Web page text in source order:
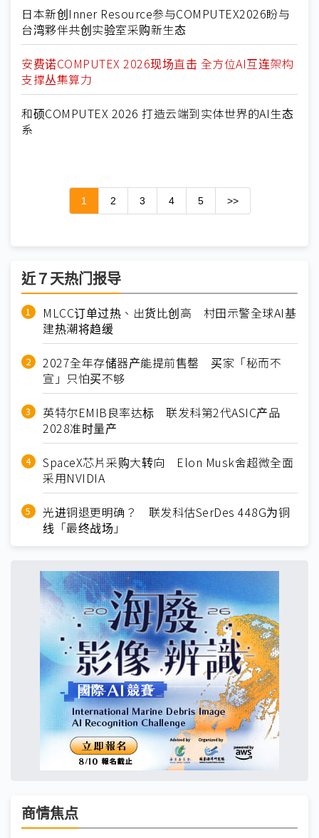
日本新创Inner Resource参与COMPUTEX2026盼与
台湾夥伴共创实验室采购新生态
安费诺COMPUTEX 2026现场直击 全方位AI互连架构
支撑丛集算力
和硕COMPUTEX 2026 打造云端到实体世界的AI生态
系
1 2 3 4 5 >>
近７天热门报导
MLCC订单过热、出货比创高 村田示警全球AI基
建热潮将趋缓
2027全年存储器产能提前售罄 买家「秘而不
宣」只怕买不够
英特尔EMIB良率达标 联发科第2代ASIC产品
2028准时量产
SpaceX芯片采购大转向 Elon Musk舍超微全面
采用NVIDIA
光进铜退更明确？ 联发科估SerDes 448G为铜
线「最终战场」
商情焦点